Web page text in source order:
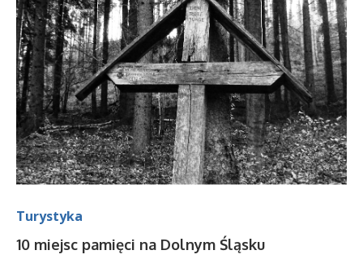
Turystyka
10 miejsc pamięci na Dolnym Śląsku